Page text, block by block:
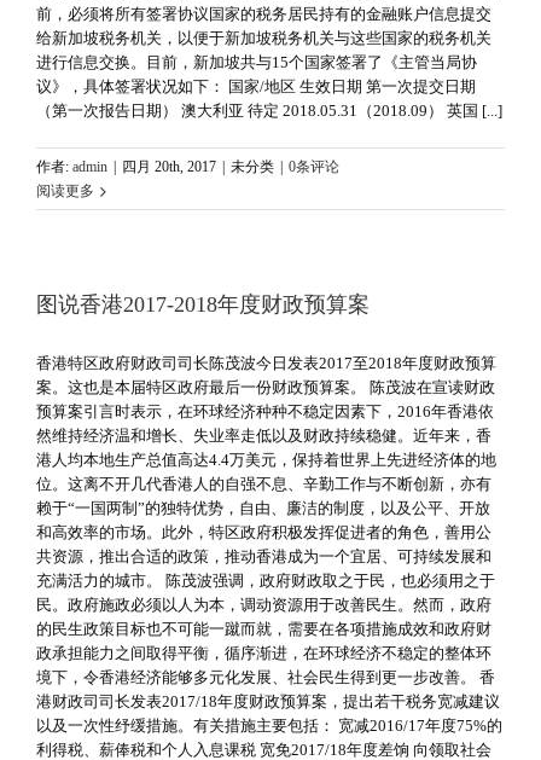
前，必须将所有签署协议国家的税务居民持有的金融账户信息提交
给新加坡税务机关，以便于新加坡税务机关与这些国家的税务机关
进行信息交换。目前，新加坡共与15个国家签署了《主管当局协
议》，具体签署状况如下： 国家/地区 生效日期 第一次提交日期
（第一次报告日期） 澳大利亚 待定 2018.05.31（2018.09） 英国 [...]
作者: admin 四月 20th, 2017 未分类
0条评论
阅读更多
图说香港2017-2018年度财政预算案
香港特区政府财政司司长陈茂波今日发表2017至2018年度财政预算
案。这也是本届特区政府最后一份财政预算案。 陈茂波在宣读财政
预算案引言时表示，在环球经济种种不稳定因素下，2016年香港依
然维持经济温和增长、失业率走低以及财政持续稳健。近年来，香
港人均本地生产总值高达4.4万美元，保持着世界上先进经济体的地
位。这离不开几代香港人的自强不息、辛勤工作与不断创新，亦有
赖于“一国两制”的独特优势，自由、廉洁的制度，以及公平、开放
和高效率的市场。此外，特区政府积极发挥促进者的角色，善用公
共资源，推出合适的政策，推动香港成为一个宜居、可持续发展和
充满活力的城市。 陈茂波强调，政府财政取之于民，也必须用之于
民。政府施政必须以人为本，调动资源用于改善民生。然而，政府
的民生政策目标也不可能一蹴而就，需要在各项措施成效和政府财
政承担能力之间取得平衡，循序渐进，在环球经济不稳定的整体环
境下，令香港经济能够多元化发展、社会民生得到更一步改善。 香
港财政司司长发表2017/18年度财政预算案，提出若干税务宽减建议
以及一次性纾缓措施。有关措施主要包括： 宽减2016/17年度75%的
利得税、薪俸税和个人入息课税 宽免2017/18年度差饷 向领取社会